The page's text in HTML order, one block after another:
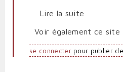
Lire la suite
Voir également ce site
se connecterpour publier